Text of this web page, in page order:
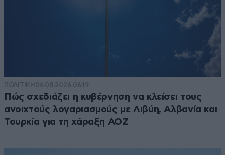
ΠΟΛΙΤΙΚΗ 06·08·2026 06:19
Πώς σχεδιάζει η κυβέρνηση να κλείσει τους
ανοιχτούς λογαριασμούς με Λιβύη, Αλβανία και
Τουρκία για τη χάραξη ΑΟΖ